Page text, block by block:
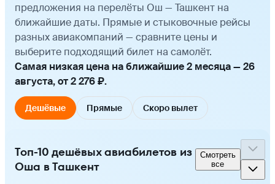
предложения на перелёты Ош — Ташкент на
ближайшие даты. Прямые и стыковочные рейсы
разных авиакомпаний — сравните цены и
выберите подходящий билет на самолёт.
Самая низкая цена на ближайшие 2 месяца — 26
августа, от 2 276 ₽.
Дешёвые Прямые Скоро вылет
Топ-10 дешёвых авиабилетов из
Оша в Ташкент
Смотреть
все